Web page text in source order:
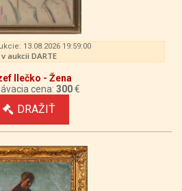
13.08.2026 19:59:00
v aukcii DARTE
Ilečko - Žena
cena: 300€
DRAŽIŤ